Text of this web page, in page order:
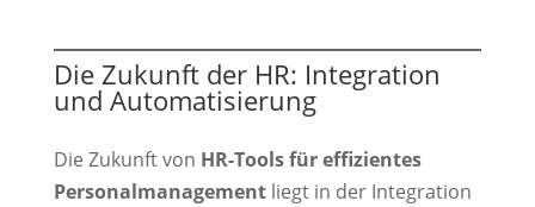
Die Zukunft der HR: Integration
und Automatisierung
Die Zukunft von HR-Tools für effizientes
Personalmanagementliegt in der Integration